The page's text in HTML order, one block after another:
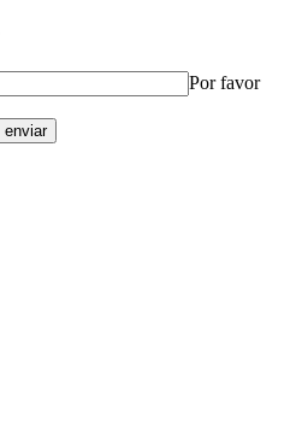
Por favor
enviar